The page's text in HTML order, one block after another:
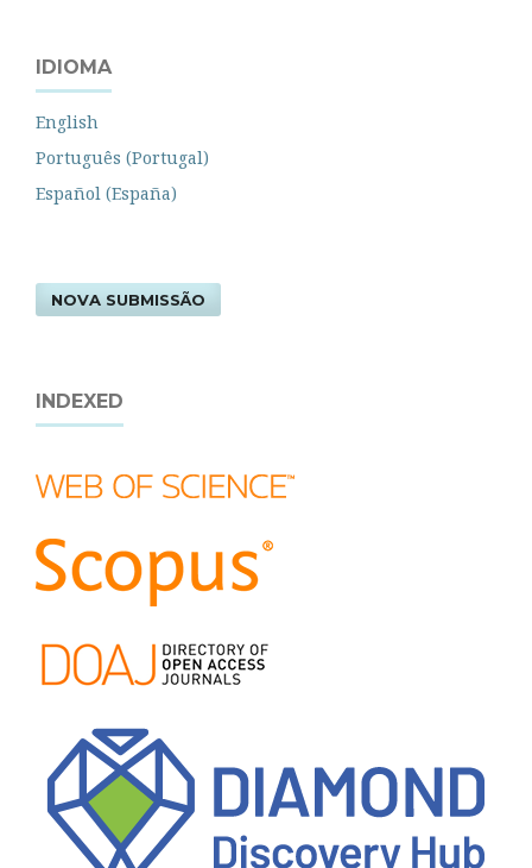
IDIOMA
English
Português (Portugal)
Español (España)
NOVA SUBMISSÃO
INDEXED